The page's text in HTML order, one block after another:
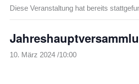
Diese Veranstaltung hat bereits
10. März 2024 /10:00